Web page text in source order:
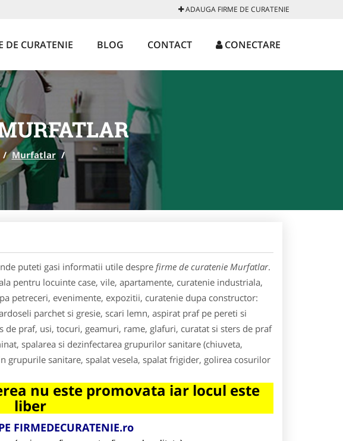
ADAUGA FIRME DE CURATENIE
DE CURATENIE BLOG CONTACT CONECTARE
/ Murfatlar /
puteti gasi informatii utile despre firme de curatenie Murfatlar.
pentru locuinte case, vile, apartamente, curatenie industriala,
petreceri, evenimente, expozitii, curatenie dupa constructor:
parchet si gresie, scari lemn, aspirat praf pe pereti si
de praf, usi, tocuri, geamuri, rame, glafuri, curatat si sters de praf
spalarea si dezinfectarea grupurilor sanitare (chiuveta,
grupurile sanitare, spalat vesela, spalat frigider, golirea cosurilor
nu este promovata iar locul este
liber
FIRMEDECURATENIE.ro